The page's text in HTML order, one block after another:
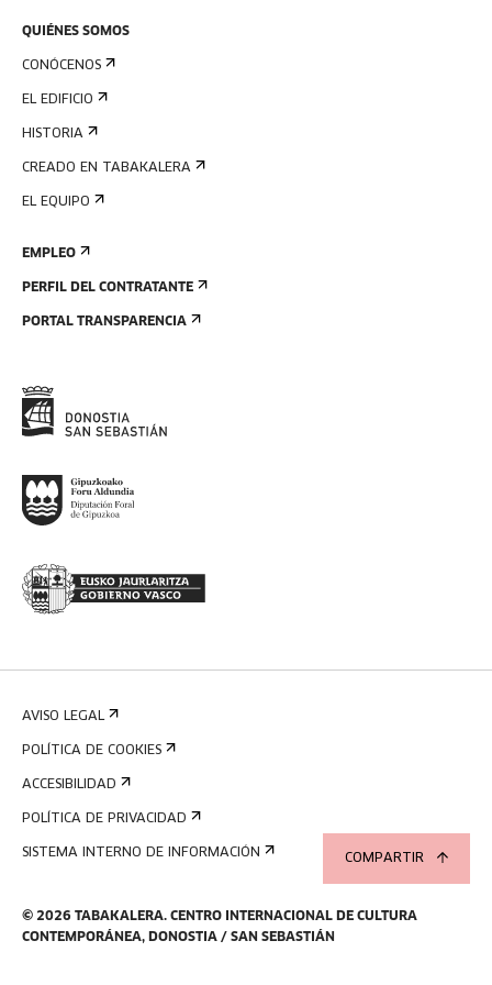
COMPARTIR
QUIÉNES SOMOS
CONÓCENOS
EL EDIFICIO
HISTORIA
CREADO EN TABAKALERA
EL EQUIPO
EMPLEO
PERFIL DEL CONTRATANTE
PORTAL TRANSPARENCIA
© 2026 TABAKALERA. CENTRO INTERNACIONAL DE CULTURA
CONTEMPORÁNEA, DONOSTIA / SAN SEBASTIÁN
AVISO LEGAL
POLÍTICA DE COOKIES
ACCESIBILIDAD
POLÍTICA DE PRIVACIDAD
SISTEMA INTERNO DE INFORMACIÓN